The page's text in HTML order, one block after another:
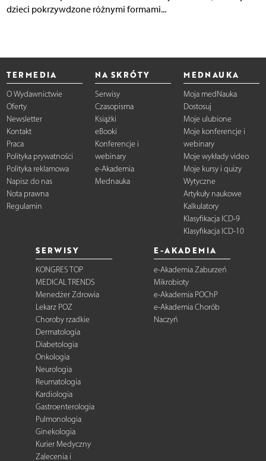
dzieci pokrzywdzone różnymi formami...
TERMEDIA
O Wydawnictwie
Oferty
Newsletter
Kontakt
Praca
Polityka prywatności
Polityka reklamowa
Napisz do nas
Nota prawna
Regulamin
NA SKRÓTY
Serwisy
Czasopisma
Książki
eBooki
Konferencje i
webinary
e-Akademia
Mednauka
MEDNAUKA
Moja medNauka
Dostosuj
Moje ulubione
Moje konferencje i
webinary
Moje wykłady video
Moje kursy i quizy
Wytyczne
Artykuły naukowe
Kalkulatory
Klasyfikacja ICD-9
Klasyfikacja ICD-10
SERWISY
KONGRES TOP
MEDICAL TRENDS
Menedżer Zdrowia
Lekarz POZ
Choroby rzadkie
Dermatologia
Diabetologia
Onkologia
Neurologia
Reumatologia
Kardiologia
Gastroenterologia
Pulmonologia
Ginekologia
Kurier Medyczny
Zalecenia i
E-AKADEMIA
e-Akademia Zaburzeń
Mikrobioty
e-Akademia POChP
e-Akademia Chorób
Naczyń